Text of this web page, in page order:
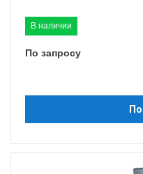
В наличии
По запросу